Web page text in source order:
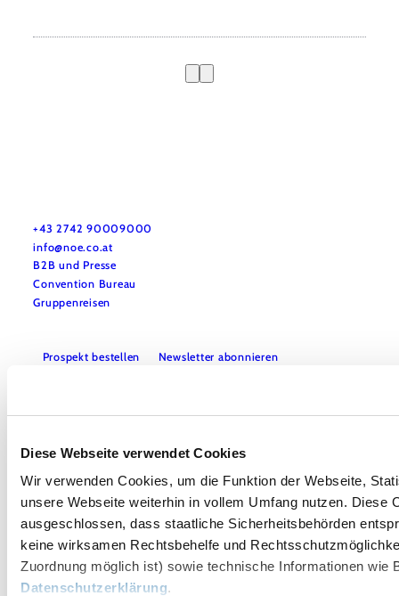
Diese Webseite verwendet Cookies
Wir verwenden Cookies, um die Funktion der Webseite,
unsere Webseite weiterhin in vollem Umfang nutzen.
ausgeschlossen, dass staatliche Sicherheitsbehörden
keine wirksamen Rechtsbehelfe und
Zuordnung möglich ist) sowie technische Informationen wie
Datenschutzerklärung.
+43 2742 90009000
info@noe.co.at
B2B und Presse
Convention Bureau
Gruppenreisen
Prospekt bestellen Newsletter abonnieren
Copyright © Niederösterreich-Werbung GmbH – Offizielles Tourismus- und